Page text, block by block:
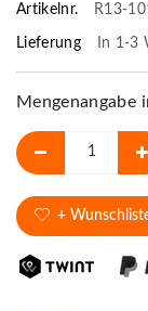
Artikelnr. R13-
Lieferung In 1-3
Mengenangabe
+